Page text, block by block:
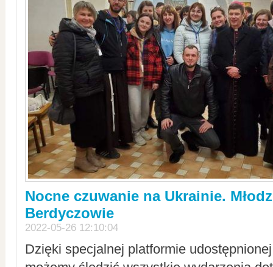
Nocne czuwanie na Ukrainie.
Berdyczowie
2022-05-26 12:10:04
Dzięki specjalnej platformie